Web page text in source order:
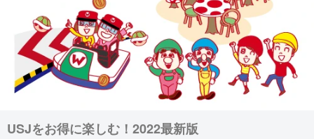
USJをお得に楽しむ！2022最新版